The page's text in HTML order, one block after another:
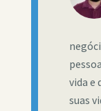
vida e
suas